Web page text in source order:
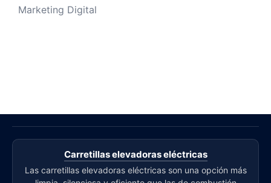
Marketing Digital
Carretillas elevadoras eléctricas
Las carretillas elevadoras eléctricas son una opción más